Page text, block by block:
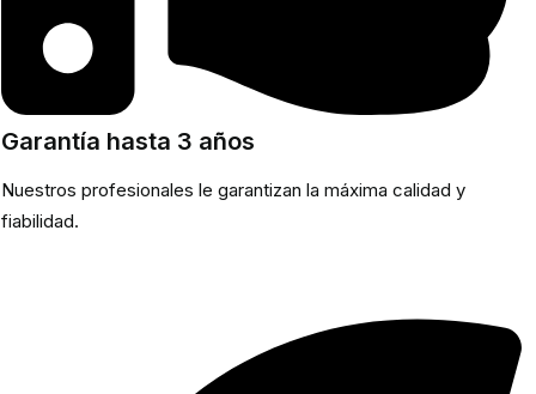
Garantía hasta 3 años
Nuestros profesionales le garantizan la máxima calidad y
fiabilidad.